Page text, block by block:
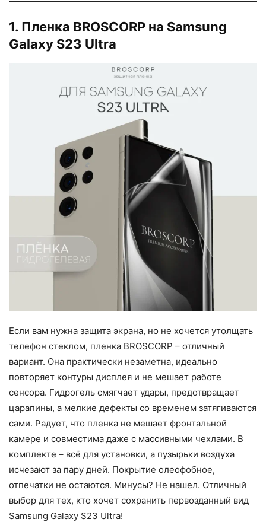
1. Пленка BROSCORP на Samsung
Galaxy S23 Ultra
Если вам нужна защита экрана, но не хочется утолщать
телефон стеклом, пленка BROSCORP – отличный
вариант. Она практически незаметна, идеально
повторяет контуры дисплея и не мешает работе
сенсора. Гидрогель смягчает удары, предотвращает
царапины, а мелкие дефекты со временем затягиваются
сами. Радует, что пленка не мешает фронтальной
камере и совместима даже с массивными чехлами. В
комплекте – всё для установки, а пузырьки воздуха
исчезают за пару дней. Покрытие олеофобное,
отпечатки не остаются. Минусы? Не нашел. Отличный
выбор для тех, кто хочет сохранить первозданный вид
Samsung Galaxy S23 Ultra!